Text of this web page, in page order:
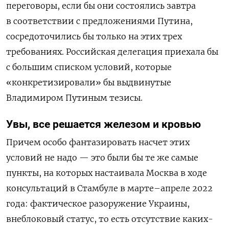
переговоры, если бы они состоялись завтра
в соответствии с предложениями Путина,
сосредоточились бы только на этих трех
требованиях. Российская делегация приехала бы
с большим списком условий, которые
«конкретизировали» бы выдвинутые
Владимиром Путиным тезисы.
Увы, все решается железом и кровью
Причем особо фантазировать насчет этих
условий не надо — это были бы те же самые
пункты, на которых настаивала Москва в ходе
консультаций в Стамбуле в марте–апреле 2022
года: фактическое разоружение Украины,
внеблоковый статус, то есть отсутствие каких-